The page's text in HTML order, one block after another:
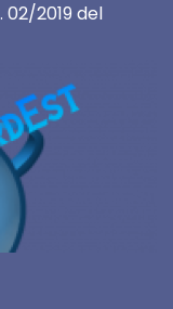
02/2019 del